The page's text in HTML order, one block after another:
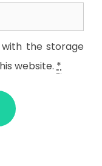
the storage
website. *